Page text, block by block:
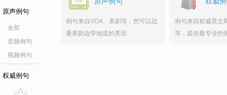
原声例句
全部
音频例句
视频例句
权威例句
例句来自VOA、美剧等，您可以边
看美剧边学地道的美语。
例句来自权威英文
等，提供最专业的